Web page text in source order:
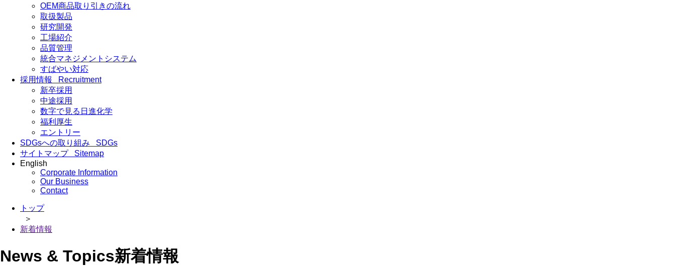
OEM商品取り引きの流れ
取扱製品
研究開発
工場紹介
品質管理
統合マネジメントシステム
すばやい対応
採用情報
Recruitment
新卒採用
中途採用
数字で見る日進化学
福利厚生
エントリー
SDGsへの取り組み SDGs
サイトマップ Sitemap
English
Corporate Information
Our Business
Contact
トップ
＞
新着情報
News & Topics新着情報